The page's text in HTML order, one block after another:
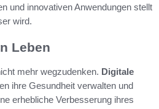
und innovativen Anwendungen stellt
wird.
Leben
mehr wegzudenken. Digitale
ihre Gesundheit verwalten und
erhebliche Verbesserung ihres